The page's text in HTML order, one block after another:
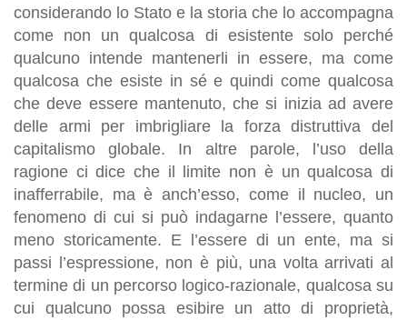
considerando lo Stato e la storia che lo accompagna
come non un qualcosa di esistente solo perché
qualcuno intende mantenerli in essere, ma come
qualcosa che esiste in sé e quindi come qualcosa
che deve essere mantenuto, che si inizia ad avere
delle armi per imbrigliare la forza distruttiva del
capitalismo globale. In altre parole, l’uso della
ragione ci dice che il limite non è un qualcosa di
inafferrabile, ma è anch’esso, come il nucleo, un
fenomeno di cui si può indagarne l’essere, quanto
meno storicamente. E l’essere di un ente, ma si
passi l’espressione, non è più, una volta arrivati al
termine di un percorso logico-razionale, qualcosa su
cui qualcuno possa esibire un atto di proprietà,